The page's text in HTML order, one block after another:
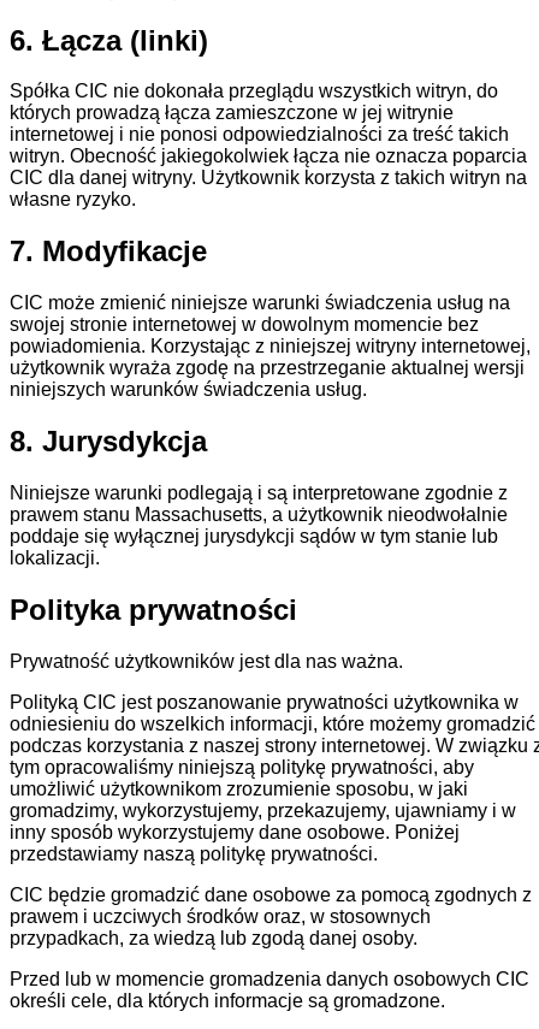
6. Łącza (linki)
Spółka CIC nie dokonała przeglądu wszystkich witryn, do
których prowadzą łącza zamieszczone w jej witrynie
internetowej i nie ponosi odpowiedzialności za treść takich
witryn. Obecność jakiegokolwiek łącza nie oznacza poparcia
CIC dla danej witryny. Użytkownik korzysta z takich witryn na
własne ryzyko.
7. Modyfikacje
CIC może zmienić niniejsze warunki świadczenia usług na
swojej stronie internetowej w dowolnym momencie bez
powiadomienia. Korzystając z niniejszej witryny internetowej,
użytkownik wyraża zgodę na przestrzeganie aktualnej wersji
niniejszych warunków świadczenia usług.
8. Jurysdykcja
Niniejsze warunki podlegają i są interpretowane zgodnie z
prawem stanu Massachusetts, a użytkownik nieodwołalnie
poddaje się wyłącznej jurysdykcji sądów w tym stanie lub
lokalizacji.
Polityka prywatności
Prywatność użytkowników jest dla nas ważna.
Polityką CIC jest poszanowanie prywatności użytkownika w
odniesieniu do wszelkich informacji, które możemy gromadzić
podczas korzystania z naszej strony internetowej. W związku
tym opracowaliśmy niniejszą politykę prywatności, aby
umożliwić użytkownikom zrozumienie sposobu, w jaki
gromadzimy, wykorzystujemy, przekazujemy, ujawniamy i w
inny sposób wykorzystujemy dane osobowe. Poniżej
przedstawiamy naszą politykę prywatności.
CIC będzie gromadzić dane osobowe za pomocą zgodnych z
prawem i uczciwych środków oraz, w stosownych
przypadkach, za wiedzą lub zgodą danej osoby.
Przed lub w momencie gromadzenia danych osobowych CIC
określi cele, dla których informacje są gromadzone.